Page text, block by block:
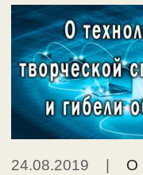
24.08.2019
О